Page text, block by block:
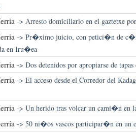
-> Arresto domiciliario en el gaztetxe
-> Pr�ximo juicio, con petici�n de
en Iru�ea
-> Dos detenidos por apropiarse de
-> El acceso desde el Corredor del
-> Un herido tras volcar un cami�n en
-> 50 ni�os vascos participar�n en un